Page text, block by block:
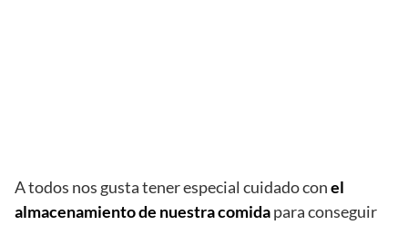
A todos nos gusta tener especial cuidado conel
almacenamiento de nuestra comidapara conseguir